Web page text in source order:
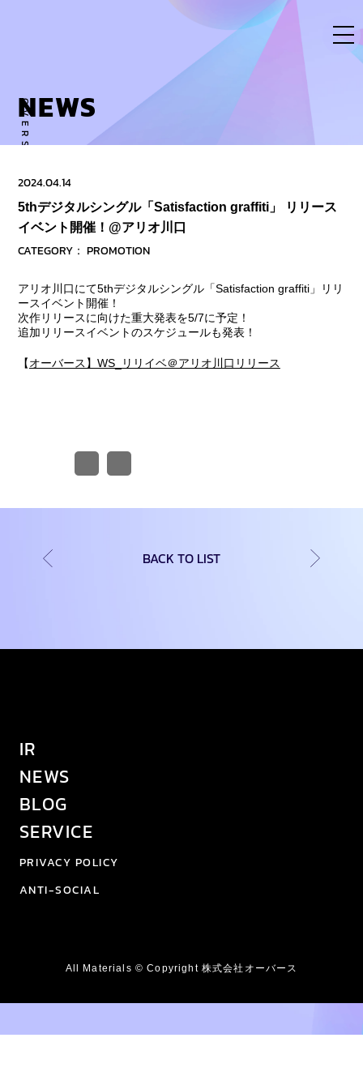
OVERSE ACTIVITY TO NEW DIMENSION
NEWS
2024.04.14
5thデジタルシングル「Satisfaction graffiti」 リリース
イベント開催！@アリオ川口
CATEGORY： PROMOTION
アリオ川口にて5thデジタルシングル「Satisfaction graffiti」リリ
ースイベント開催！
次作リリースに向けた重大発表を5/7に予定！
追加リリースイベントのスケジュールも発表！
【オーバース】WS_リリイベ＠アリオ川口リリース
BACK TO LIST
IR
NEWS
BLOG
SERVICE
PRIVACY POLICY
ANTI-SOCIAL
All Materials © Copyright 株式会社オーバース